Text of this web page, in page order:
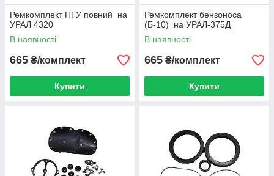
Ремкомплект ПГУ повний на
УРАЛ 4320
В наявності
665 ₴/комплект
Купити
Ремкомплект бензоноса
(Б-10) на УРАЛ-375Д
В наявності
665 ₴/комплект
Купити